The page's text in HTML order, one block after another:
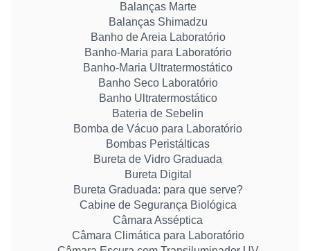
Balanças Marte
Balanças Shimadzu
Banho de Areia Laboratório
Banho-Maria para Laboratório
Banho-Maria Ultratermostático
Banho Seco Laboratório
Banho Ultratermostático
Bateria de Sebelin
Bomba de Vácuo para Laboratório
Bombas Peristálticas
Bureta de Vidro Graduada
Bureta Digital
Bureta Graduada: para que serve?
Cabine de Segurança Biológica
Câmara Asséptica
Câmara Climática para Laboratório